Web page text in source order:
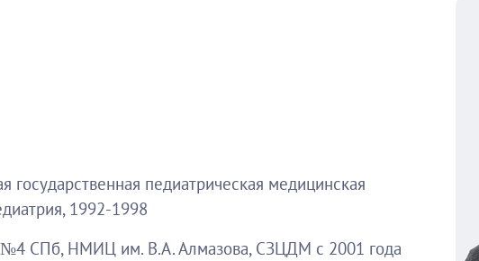
педиатрическая медицинская
1992-1998
СПб, НМИЦ им. В.А. Алмазова, СЗЦДМ с 2001 года